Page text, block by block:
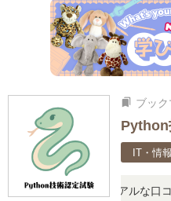
bookmarks ブック
Python
IT・情
問に思ったら、リアルな口コ